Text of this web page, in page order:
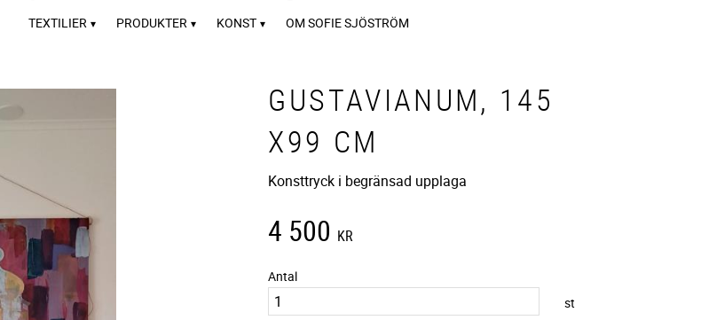
TEXTILIER PRODUKTER KONST OM SOFIE SJÖSTRÖM
GUSTAVIANUM, 145
X99 CM
Konsttryck i begränsad upplaga
4 500 KR
Antal
st